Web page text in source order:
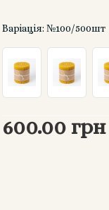
Варіація: №100/500шт
600.00 грн